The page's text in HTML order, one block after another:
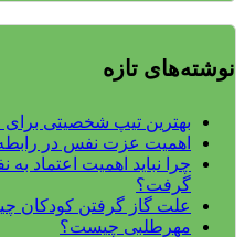
نوشته‌های تازه
بهترین تیپ شخصیتی
اهمیت عزت نفس در
چرا نباید اهمیت اعتماد
گرفت؟
علت گاز گرفتن کودکان
مهرطلبی چیست؟